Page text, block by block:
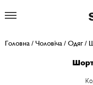
Головна / Чоловіча / Одяг/